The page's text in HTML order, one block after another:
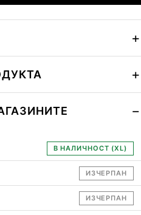
В НАЛИЧНОСТ (XL)
ИЗЧЕРПАН
ИЗЧЕРПАН